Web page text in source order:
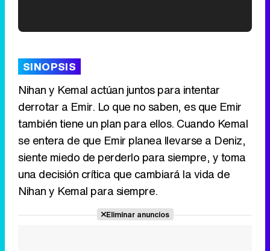
Tráiler de '33 días', la nueva serie de Atresplayer con Julián Villagrán y José Manuel Poga
SINOPSIS
Nihan y Kemal actúan juntos para intentar
derrotar a Emir. Lo que no saben, es que Emir
también tiene un plan para ellos. Cuando Kemal
se entera de que Emir planea llevarse a Deniz,
siente miedo de perderlo para siempre, y toma
una decisión crítica que cambiará la vida de
Nihan y Kemal para siempre.
Eliminar anuncios